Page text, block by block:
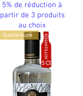
5% de réduction à
partir de 3 produits
au choix
Guadeloupe